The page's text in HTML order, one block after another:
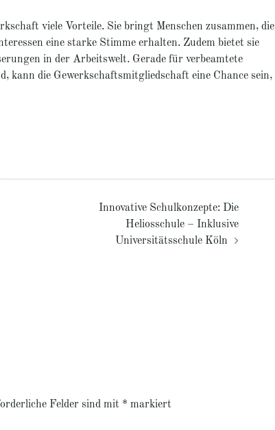
viele Vorteile. Sie bringt Menschen zusammen, die
eine starke Stimme erhalten. Zudem bietet sie
in der Arbeitswelt. Gerade für verbeamtete
kann die Gewerkschaftsmitgliedschaft eine Chance sein,
Innovative Schulkonzepte: Die
Heliosschule – Inklusive
Universitätsschule Köln
Felder sind mit * markiert